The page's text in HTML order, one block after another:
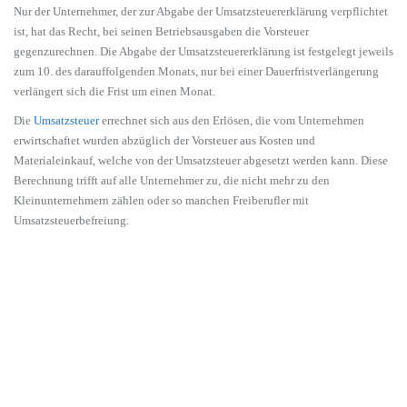
Nur der Unternehmer, der zur Abgabe der Umsatzsteuererklärung verpflichtet
ist, hat das Recht, bei seinen Betriebsausgaben die Vorsteuer
gegenzurechnen. Die Abgabe der Umsatzsteuererklärung ist festgelegt jeweils
zum 10. des darauffolgenden Monats, nur bei einer Dauerfristverlängerung
verlängert sich die Frist um einen Monat.
Die Umsatzsteuererrechnet sich aus den Erlösen, die vom Unternehmen
erwirtschaftet wurden abzüglich der Vorsteuer aus Kosten und
Materialeinkauf, welche von der Umsatzsteuer abgesetzt werden kann. Diese
Berechnung trifft auf alle Unternehmer zu, die nicht mehr zu den
Kleinunternehmern zählen oder so manchen Freiberufler mit
Umsatzsteuerbefreiung.